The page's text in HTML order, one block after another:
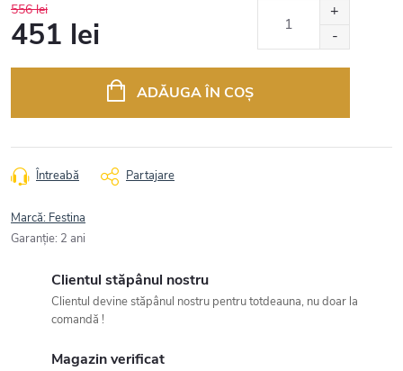
556 lei
451 lei
ADĂUGA ÎN COŞ
Întreabă Partajare
Marcă: Festina
Garanţie: 2 ani
Clientul stăpânul nostru
Clientul devine stăpânul nostru pentru totdeauna, nu doar la
comandă !
Magazin verificat